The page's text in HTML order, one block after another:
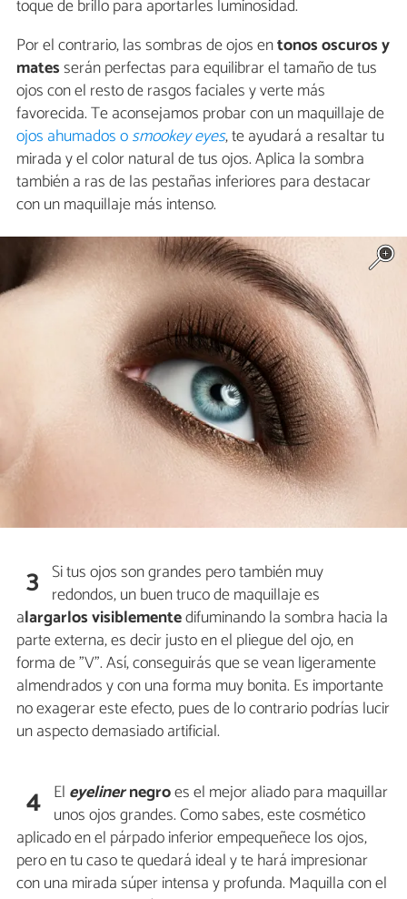
toque de brillo para aportarles luminosidad.
Por el contrario, las sombras de ojos entonos oscuros y
matesserán perfectas para equilibrar el tamaño de tus
ojos con el resto de rasgos faciales y verte más
favorecida. Te aconsejamos probar con un maquillaje de
ojos ahumados osmookey eyes, te ayudará a resaltar tu
mirada y el color natural de tus ojos. Aplica la sombra
también a ras de las pestañas inferiores para destacar
con un maquillaje más intenso.
3 Si tus ojos son grandes pero también muy
redondos, un buen truco de maquillaje es
alargarlos visiblementedifuminando la sombra hacia la
parte externa, es decir justo en el pliegue del ojo, en
forma de "V". Así, conseguirás que se vean ligeramente
almendrados y con una forma muy bonita. Es importante
no exagerar este efecto, pues de lo contrario podrías lucir
un aspecto demasiado artificial.
4 El eyelinernegroes el mejor aliado para maquillar
unos ojos grandes. Como sabes, este cosmético
aplicado en el párpado inferior empequeñece los ojos,
pero en tu caso te quedará ideal y te hará impresionar
con una mirada súper intensa y profunda. Maquilla con el